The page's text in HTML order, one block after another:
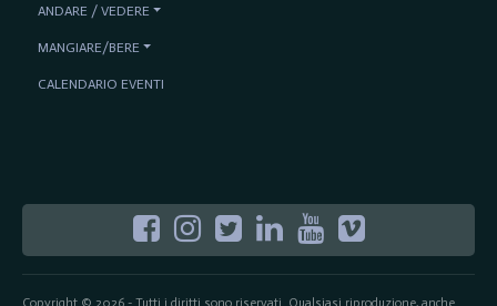
Copyright © 2026 - Tutti i diritti sono riservati. Qualsiasi riproduzione, anche
ANDARE / VEDERE
MANGIARE/BERE
CALENDARIO EVENTI